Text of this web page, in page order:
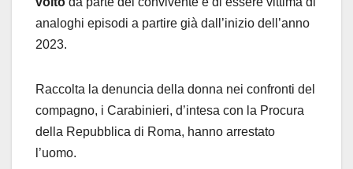
analoghi episodi a partire già dall’inizio dell’anno
2023.
Raccolta la denuncia della donna nei confronti del
compagno, i Carabinieri, d’intesa con la Procura
della Repubblica di Roma, hanno arrestato
l’uomo.